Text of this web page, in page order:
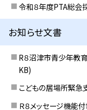
令和８年度PTA総会
お知らせ文書
R８沼津市青少年教育
KB)
こどもの居場所緊急
Ｒ８メッセージ機能